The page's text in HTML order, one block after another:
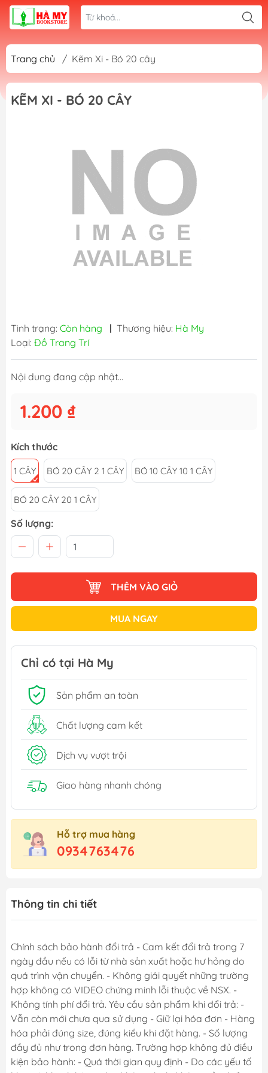
Trang chủ / Kẽm Xi - Bó 20 cây
KẼM XI - BÓ 20 CÂY
Tình trạng: Còn hàng | Thương hiệu: Hà My
Loại: Đồ Trang Trí
Nội dung đang cập nhật...
1.200 ₫
Kích thước
1 CÂY BÓ 20 CÂY 2 1 CÂY BÓ 10 CÂY 10 1 CÂY
BÓ 20 CÂY 20 1 CÂY
Số lượng:
THÊM VÀO GIỎ
MUA NGAY
Chỉ có tại Hà My
Sản phẩm an toàn
Chất lượng cam kết
Dịch vụ vượt trội
Giao hàng nhanh chóng
Hỗ trợ mua hàng
0934763476
Thông tin chi tiết
Chính sách bảo hành đổi trả - Cam kết đổi trả trong 7
ngày đầu nếu có lỗi từ nhà sản xuất hoặc hư hỏng do
quá trình vận chuyển. - Không giải quyết những trường
hợp không có VIDEO chứng minh lỗi thuộc về NSX. -
Không tính phí đổi trả. Yêu cầu sản phẩm khi đổi trả: -
Vẫn còn mới chưa qua sử dụng - Giữ lại hóa đơn - Hàng
hóa phải đúng size, đúng kiểu khi đặt hàng. - Số lượng
đầy đủ như trong đơn hàng. Trường hợp không đủ điều
kiện bảo hành: - Quá thời gian quy định - Do các yếu tố